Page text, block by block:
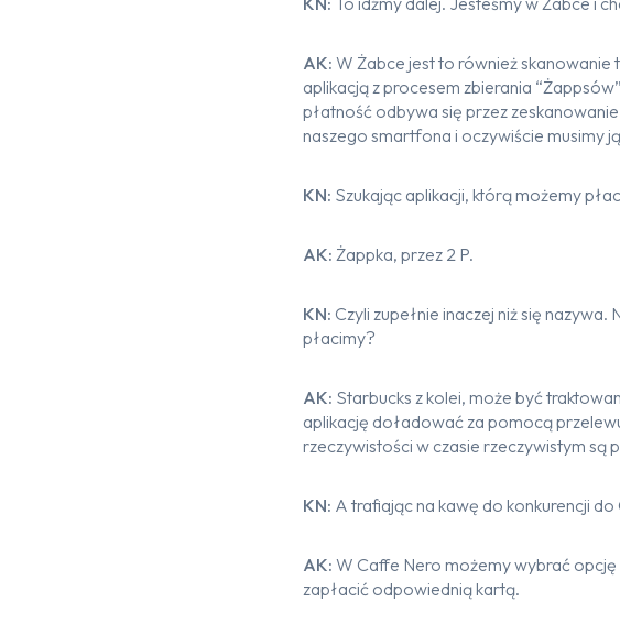
AK: W Żabce jest to również skanowanie
aplikacją z procesem zbierania
płatność odbywa się przez
naszego smartfona i oczywiście musimy
KN: Szukając aplikacji, którą możemy
AK: Żappka, przez 2 P.
KN: Czyli zupełnie inaczej niż się
płacimy?
AK: Starbucks z kolei, może być
aplikację doładować za pomocą
rzeczywistości w czasie rzeczywistym są
KN: A trafiając na kawę do konkurencji
AK: W Caffe Nero możemy wybrać opcję
zapłacić odpowiednią kartą.